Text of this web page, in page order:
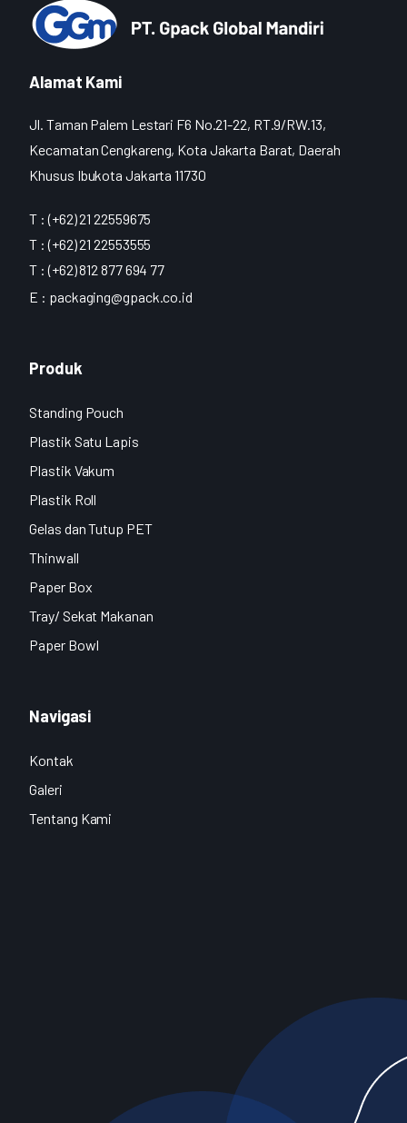
Alamat Kami
Jl. Taman Palem Lestari F6 No.21-22, RT.9/RW.13,
Kecamatan Cengkareng, Kota Jakarta Barat, Daerah
Khusus Ibukota Jakarta 11730
T : (+62) 21 22559675
T : (+62) 21 22553555
T : (+62) 812 877 694 77
E : packaging@gpack.co.id
Produk
Standing Pouch
Plastik Satu Lapis
Plastik Vakum
Plastik Roll
Gelas dan Tutup PET
Thinwall
Paper Box
Tray/ Sekat Makanan
Paper Bowl
Navigasi
Kontak
Galeri
Tentang Kami